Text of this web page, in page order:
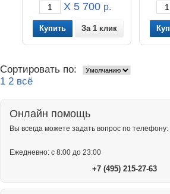
X 5 700 р.
За 1 клик
Сортировать по:
1 2 всё
Онлайн помощь
Вы всегда можете задать вопрос по телефону:
Ежедневно: с 8:00 до 23:00
+7 (495) 215-27-63